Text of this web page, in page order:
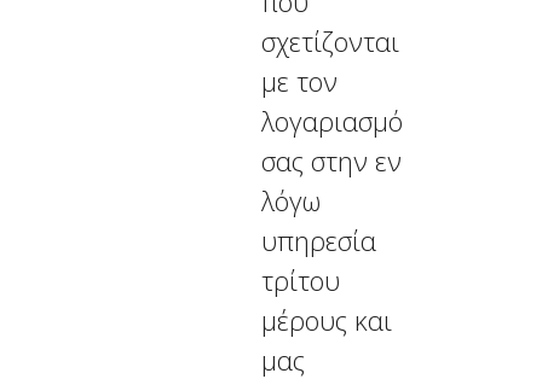
σχετίζονται
με τον
λογαριασμό
σας στην εν
λόγω
υπηρεσία
τρίτου
μέρους και
μας